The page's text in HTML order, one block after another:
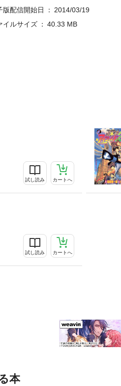
試し読み カートへ
試し読み カートへ
版配信開始日
2014/03/19
イルサイズ
40.33 MB
本